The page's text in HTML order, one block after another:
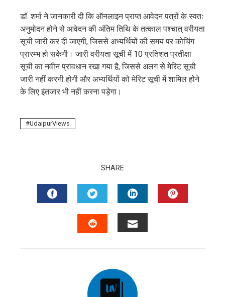
डॉ. शर्मा ने जानकारी दी कि ऑनलाइन प्राप्त आवेदन पत्रों के स्वतः
अनुमोदन होने से आवेदन की अंतिम तिथि के तत्काल पश्चात् वरीयता
सूची जारी कर दी जाएगी, जिससे अभ्यर्थियों की समय पर कोचिंग
प्रारम्भ हो सकेगी। जारी वरीयता सूची में 10 प्रतिशत प्रतीक्षा
सूची का नवीन प्रावधान रखा गया है, जिससे अलग से मेरिट सूची
जारी नहीं करनी होगी और अभ्यर्थियों को मेरिट सूची में शामिल होेने
के लिए इंतजार भी नहीं करना पड़ेगा।
UdaipurViews
SHARE
FACEBOOKTWITTERLINKEDIN